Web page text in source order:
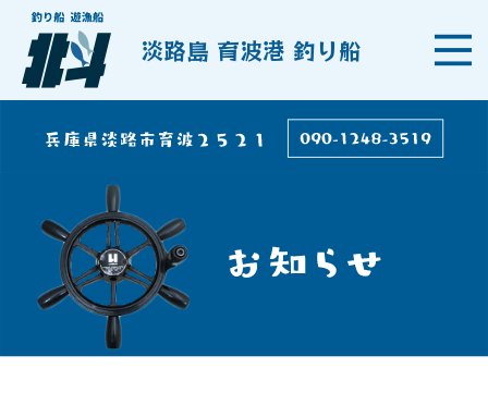
淡路島 育波港 釣り船